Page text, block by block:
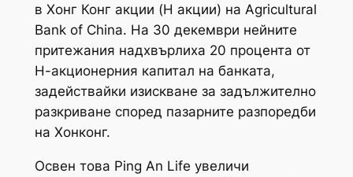
в Хонг Конг акции (H акции) на Agricultural
Bank of China. На 30 декември нейните
притежания надхвърлиха 20 процента от
Н-акционерния капитал на банката,
задействайки изискване за задължително
разкриване според пазарните разпоредби
на Хонконг.
Освен това Ping An Life увеличи